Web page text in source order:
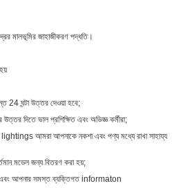
মালভূমির জাহাজীকরণ পদ্ধতি।
24 ঘন্টা উত্তর দেওয়া হবে;
দিতে ভাল প্রশিক্ষিত এবং অভিজ্ঞ কর্মীরা;
আমরা আপনাকে নকশা এবং পণ্য মধ্যে রাখা সাহায্য
মডেল জন্য বিতরণ করা হয়;
এবং আপনার সমস্ত ব্যক্তিগত informaton